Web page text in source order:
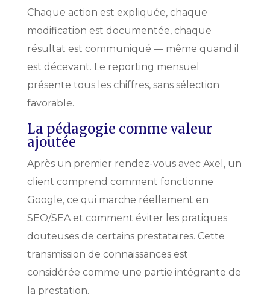
Chaque action est expliquée, chaque
modification est documentée, chaque
résultat est communiqué — même quand il
est décevant. Le reporting mensuel
présente tous les chiffres, sans sélection
favorable.
La pédagogie comme valeur
ajoutée
Après un premier rendez-vous avec Axel, un
client comprend comment fonctionne
Google, ce qui marche réellement en
SEO/SEA et comment éviter les pratiques
douteuses de certains prestataires. Cette
transmission de connaissances est
considérée comme une partie intégrante de
la prestation.